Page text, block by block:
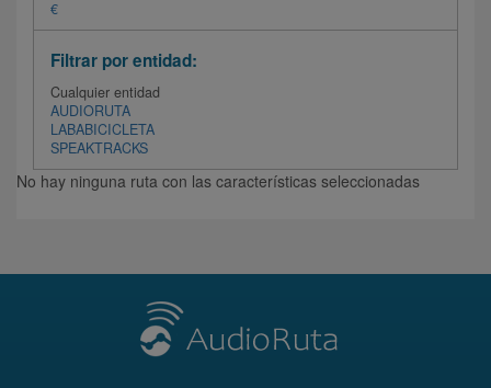
€
Filtrar por entidad:
Cualquier entidad
AUDIORUTA
LABABICICLETA
SPEAKTRACKS
No hay ninguna ruta con las características seleccionadas